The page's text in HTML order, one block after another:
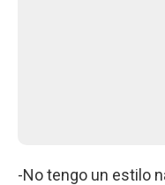
-No tengo un estilo